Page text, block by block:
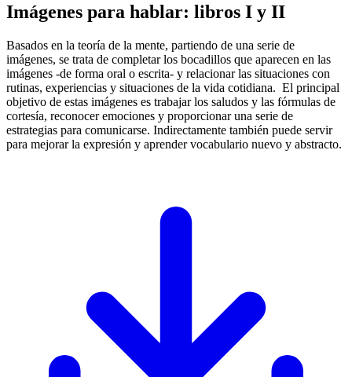
Imágenes para hablar: libros I y II
Basados en la teoría de la mente, partiendo de una serie de
imágenes, se trata de completar los bocadillos que aparecen en las
imágenes -de forma oral o escrita- y relacionar las situaciones con
rutinas, experiencias y situaciones de la vida cotidiana. El principal
objetivo de estas imágenes es trabajar los saludos y las fórmulas de
cortesía, reconocer emociones y proporcionar una serie de
estrategias para comunicarse. Indirectamente también puede servir
para mejorar la expresión y aprender vocabulario nuevo y abstracto.